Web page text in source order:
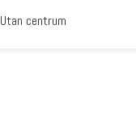
Utan centrum